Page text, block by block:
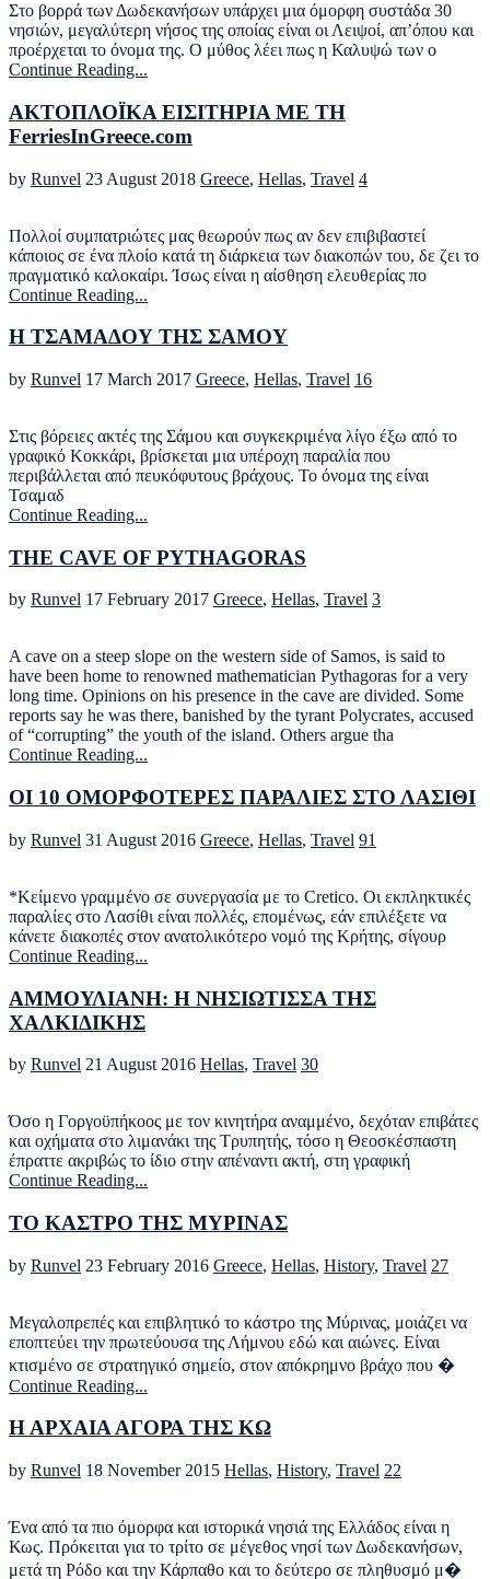
Στο βορρά των Δωδεκανήσων υπάρχει μια όμορφη συστάδα 30
νησιών, μεγαλύτερη νήσος της οποίας είναι οι Λειψοί, απ’όπου και
προέρχεται το όνομα της. Ο μύθος λέει πως η Καλυψώ των ο
Continue Reading...
ΑΚΤΟΠΛΟΪΚΑ ΕΙΣΙΤΗΡΙΑ ΜΕ ΤΗ
FerriesInGreece.com
by Runvel 23 August 2018 Greece, Hellas, Travel 4
Πολλοί συμπατριώτες μας θεωρούν πως αν δεν επιβιβαστεί
κάποιος σε ένα πλοίο κατά τη διάρκεια των διακοπών του, δε ζει το
πραγματικό καλοκαίρι. Ίσως είναι η αίσθηση ελευθερίας πο
Continue Reading...
Η ΤΣΑΜΑΔΟΥ ΤΗΣ ΣΑΜΟΥ
by Runvel 17 March 2017 Greece, Hellas, Travel 16
Στις βόρειες ακτές της Σάμου και συγκεκριμένα λίγο έξω από το
γραφικό Κοκκάρι, βρίσκεται μια υπέροχη παραλία που
περιβάλλεται από πευκόφυτους βράχους. Το όνομα της είναι
Τσαμαδ
Continue Reading...
THE CAVE OF PYTHAGORAS
by Runvel 17 February 2017 Greece, Hellas, Travel 3
A cave on a steep slope on the western side of Samos, is said to
have been home to renowned mathematician Pythagoras for a very
long time. Opinions on his presence in the cave are divided. Some
reports say he was there, banished by the tyrant Polycrates, accused
of “corrupting” the youth of the island. Others argue tha
Continue Reading...
ΟΙ 10 ΟΜΟΡΦΟΤΕΡΕΣ ΠΑΡΑΛΙΕΣ ΣΤΟ ΛΑΣΙΘΙ
by Runvel 31 August 2016 Greece, Hellas, Travel 91
*Κείμενο γραμμένο σε συνεργασία με τo Cretico. Οι εκπληκτικές
παραλίες στο Λασίθι είναι πολλές, επομένως, εάν επιλέξετε να
κάνετε διακοπές στον ανατολικότερο νομό της Κρήτης, σίγουρ
Continue Reading...
ΑΜΜΟΥΛΙΑΝΗ: Η ΝΗΣΙΩΤΙΣΣΑ ΤΗΣ
ΧΑΛΚΙΔΙΚΗΣ
by Runvel 21 August 2016 Hellas, Travel 30
Όσο η Γοργοϋπήκοος με τον κινητήρα αναμμένο, δεχόταν επιβάτες
και οχήματα στο λιμανάκι της Τρυπητής, τόσο η Θεοσκέσπαστη
έπραττε ακριβώς το ίδιο στην απέναντι ακτή, στη γραφική
Continue Reading...
ΤΟ ΚΑΣΤΡΟ ΤΗΣ ΜΥΡΙΝΑΣ
by Runvel 23 February 2016 Greece, Hellas, History, Travel 27
Μεγαλοπρεπές και επιβλητικό το κάστρο της Μύρινας, μοιάζει να
εποπτεύει την πρωτεύουσα της Λήμνου εδώ και αιώνες. Είναι
κτισμένο σε στρατηγικό σημείο, στον απόκρημνο βράχο που �
Continue Reading...
H AΡΧΑΙΑ ΑΓΟΡΑ ΤΗΣ ΚΩ
by Runvel 18 November 2015 Hellas, History, Travel 22
Ένα από τα πιο όμορφα και ιστορικά νησιά της Ελλάδος είναι η
Κως. Πρόκειται για το τρίτο σε μέγεθος νησί των Δωδεκανήσων,
μετά τη Ρόδο και την Κάρπαθο και το δεύτερο σε πληθυσμό μ�